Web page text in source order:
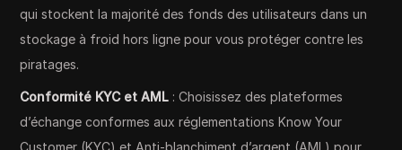
qui stockent la majorité des fonds des utilisateurs dans un
stockage à froid hors ligne pour vous protéger contre les
piratages.
Conformité KYC et AML : Choisissez des plateformes
d’échange conformes aux réglementations Know Your
Customer (KYC) et Anti-blanchiment d’argent (AML) pour